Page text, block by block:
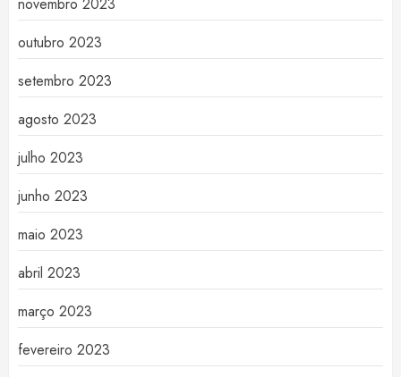
novembro 2023
outubro 2023
setembro 2023
agosto 2023
julho 2023
junho 2023
maio 2023
abril 2023
março 2023
fevereiro 2023